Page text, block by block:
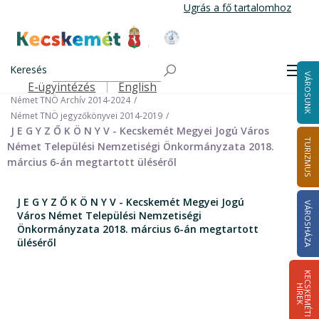
tartalomra
Ugrás a fő tartalomhoz
Kecskemét Város Honlapja
Keresés
Felső navigáció
E-ügyintézés English VÁROSUNK
TURIZMUS
VÁROSHÁZA
K
E
C
S
K
E
M
É
T
I
HÍ
R
E
K
Önkormányzat
Nemzetiségi Önkormányzatok
Német Települési Nemzetiségi Önkormányzat
Német TNÖ Archív 2014-2024
Német TNÖ jegyzőkönyvei 2014-2019
J E G Y Z Ő K Ö N Y V - Kecskemét Megyei Jogú Város
Német Települési Nemzetiségi Önkormányzata 2018.
március 6-án megtartott üléséről
J E G Y Z Ő K Ö N Y V - Kecskemét Megyei Jogú
Város Német Települési Nemzetiségi
Önkormányzata 2018. március 6-án megtartott
üléséről